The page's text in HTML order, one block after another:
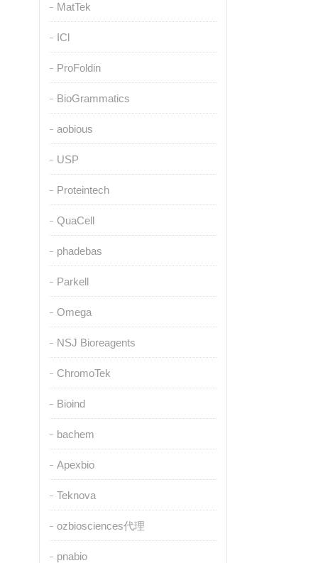
MatTek
ICl
ProFoldin
BioGrammatics
aobious
USP
Proteintech
QuaCell
phadebas
Parkell
Omega
NSJ Bioreagents
ChromoTek
Bioind
bachem
Apexbio
Teknova
ozbiosciences代理
pnabio